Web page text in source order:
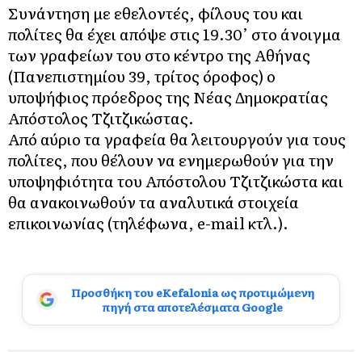
Συνάντηση με εθελοντές, φίλους του και
πολίτες θα έχει απόψε στις 19.30’ στο άνοιγμα
των γραφείων του στο κέντρο της Αθήνας
(Πανεπιστημίου 39, τρίτος όροφος) ο
υποψήφιος πρόεδρος της Νέας Δημοκρατίας
Απόστολος Τζιτζικώστας.
Από αύριο τα γραφεία θα λειτουργούν για τους
πολίτες, που θέλουν να ενημερωθούν για την
υποψηφιότητα του Απόστολου Τζιτζικώστα και
θα ανακοινωθούν τα αναλυτικά στοιχεία
επικοινωνίας (τηλέφωνα, e-mail κτλ.).
Προσθήκη του eKefalonia ως προτιμώμενη
πηγή στα αποτελέσματα Google